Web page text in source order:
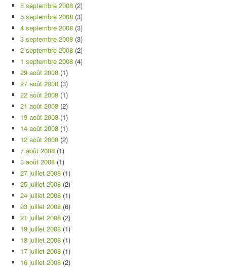
8 septembre 2008 (2)
5 septembre 2008 (3)
4 septembre 2008 (3)
3 septembre 2008 (3)
2 septembre 2008 (2)
1 septembre 2008 (4)
29 août 2008 (1)
27 août 2008 (3)
22 août 2008 (1)
21 août 2008 (2)
19 août 2008 (1)
14 août 2008 (1)
12 août 2008 (2)
7 août 2008 (1)
3 août 2008 (1)
27 juillet 2008 (1)
25 juillet 2008 (2)
24 juillet 2008 (1)
23 juillet 2008 (6)
21 juillet 2008 (2)
19 juillet 2008 (1)
18 juillet 2008 (1)
17 juillet 2008 (1)
16 juillet 2008 (2)